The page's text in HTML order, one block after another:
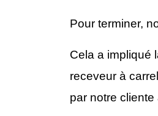
Pour terminer,
Cela a impliqué
receveur à
par notre